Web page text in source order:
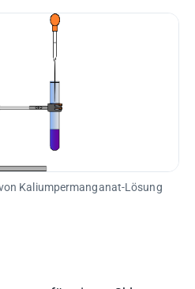
Kaliumpermanganat-Lösung